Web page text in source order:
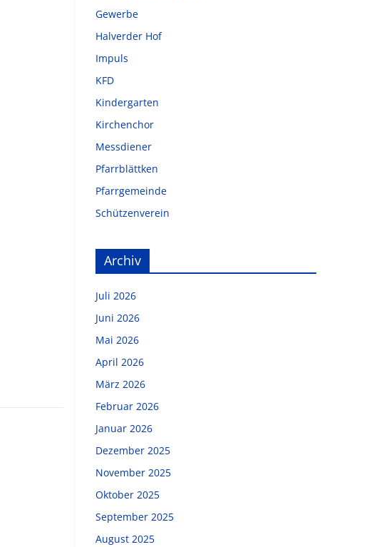
Gewerbe
Halverder Hof
Impuls
KFD
Kindergarten
Kirchenchor
Messdiener
Pfarrblättken
Pfarrgemeinde
Schützenverein
Archiv
Juli 2026
Juni 2026
Mai 2026
April 2026
März 2026
Februar 2026
Januar 2026
Dezember 2025
November 2025
Oktober 2025
September 2025
August 2025